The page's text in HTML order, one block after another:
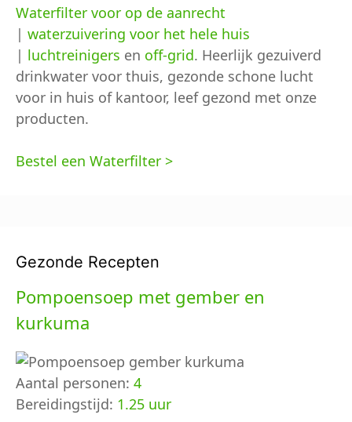
Waterfilter voor op de aanrecht
| waterzuivering voor het hele huis
| luchtreinigers en off-grid. Heerlijk gezuiverd
drinkwater voor thuis, gezonde schone lucht
voor in huis of kantoor, leef gezond met onze
producten.
Bestel een Waterfilter >
Gezonde Recepten
Pompoensoep met gember en
kurkuma
Aantal personen: 4
Bereidingstijd: 1.25 uur